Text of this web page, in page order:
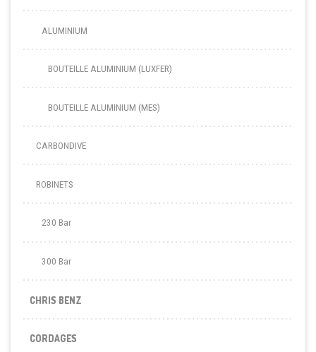
ALUMINIUM
BOUTEILLE ALUMINIUM (LUXFER)
BOUTEILLE ALUMINIUM (MES)
CARBONDIVE
ROBINETS
230 Bar
300 Bar
CHRIS BENZ
CORDAGES